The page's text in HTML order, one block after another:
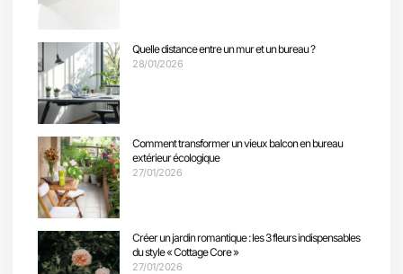
Quelle distance entre un mur et un bureau ?
28/01/2026
Comment transformer un vieux balcon en bureau
extérieur écologique
27/01/2026
Créer un jardin romantique : les 3 fleurs indispensables
du style « Cottage Core »
27/01/2026